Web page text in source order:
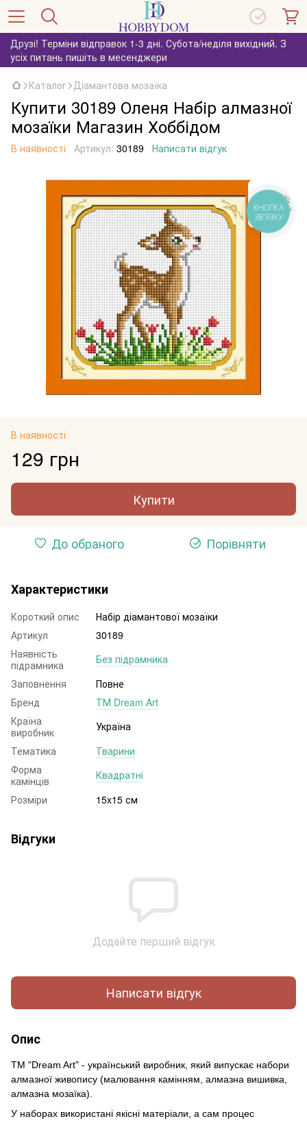
Друзі! Терміни відправок 1-3 дні. Субота/неділя вихідний. З
усіх питань пишіть в месенджери
Каталог Діамантова мозаїка
Купити 30189 Оленя Набір алмазної
мозаїки Магазин Хоббідом
В наявності Артикул: 30189 Написати відгук
В наявності
129 грн
Купити
До обраного Порівняти
Характеристики
Короткий опис
Набір діамантової мозаїки
Артикул
30189
Наявність
підрамника
Без підрамника
Заповнення
Повне
Бренд
ТМ Dream Art
Країна
виробник
Україна
Тематика
Тварини
Форма
камінців
Квадратні
Розміри
15x15 см
Відгуки
Додайте перший відгук
Написати відгук
Опис
ТМ "Dream Art" - український виробник, який випускає набори
алмазної живопису (малювання камінням, алмазна вишивка,
алмазна мозаїка).
У наборах використані якісні матеріали, а сам процес
КНОПКА
ЗВ'ЯЗКУ